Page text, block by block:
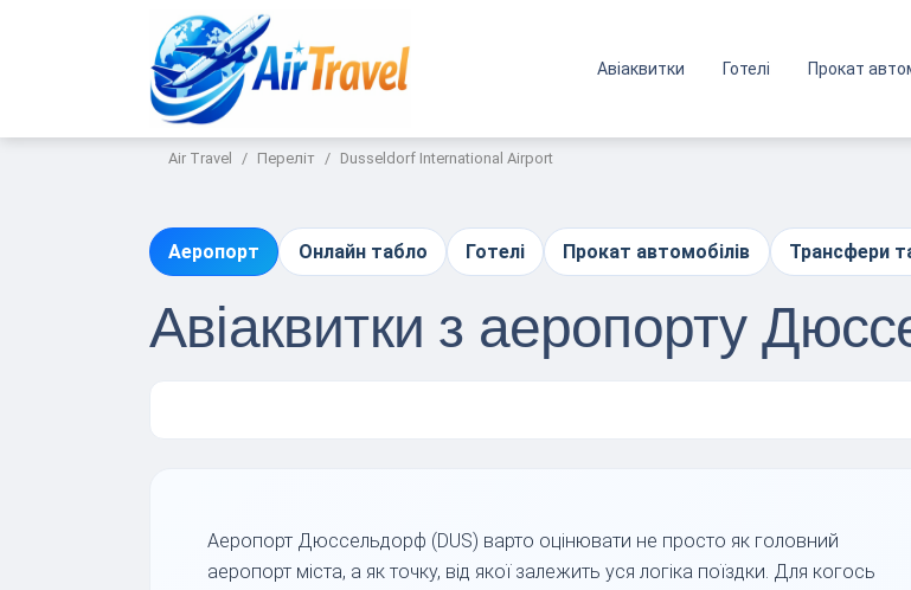
Авіаквитки Готелі Прокат
Air Travel Переліт Dusseldorf International Airport
Аеропорт Онлайн табло Готелі Прокат автомобілів Трансфери
Авіаквитки з аеропорту
Аеропорт Дюссельдорф (DUS) варто оцінювати не просто як головний
аеропорт міста, а як точку, від якої залежить уся логіка поїздки. Для когось